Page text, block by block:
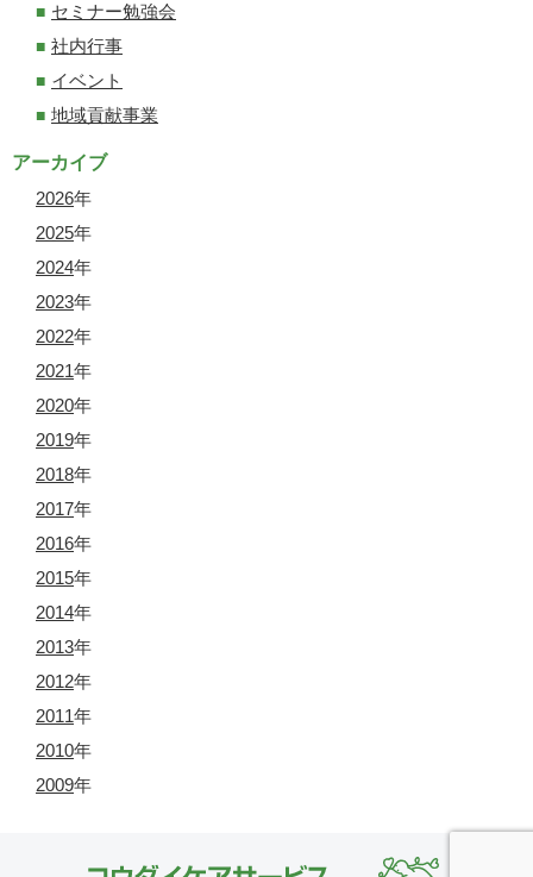
セミナー勉強会
社内行事
イベント
地域貢献事業
アーカイブ
2026年
2025年
2024年
2023年
2022年
2021年
2020年
2019年
2018年
2017年
2016年
2015年
2014年
2013年
2012年
2011年
2010年
2009年